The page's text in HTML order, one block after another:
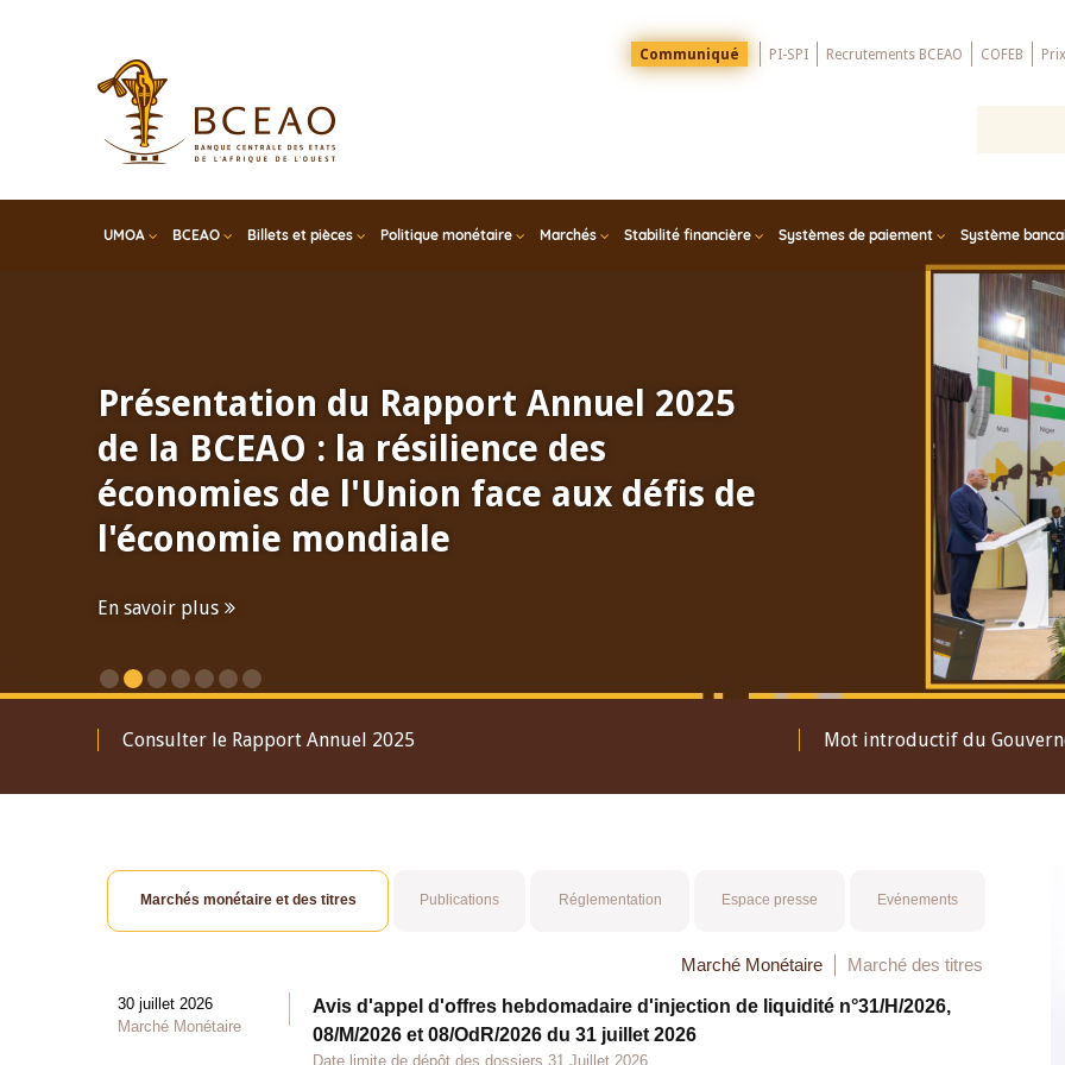
Menu
Top
Communiqué PI-SPI Recrutements BCEAO COFEB
UMOA BCEAO Billets et pièces Politique monétaire Marchés Stabilité financière Systèmes de paiement Système
Présentation du Rapport Annuel 2025
de la BCEAO : la résilience des
économies de l'Union face aux défis de
l'économie mondiale
En savoir plus
Consulter le Rapport Annuel 2025 Mot introductif du
Marchés monétaire et des titres Publications Réglementation Espace presse Evénements
Marché Monétaire Marché des titres
30 juillet 2026
Marché Monétaire
Avis d'appel d'offres hebdomadaire d'injection de liquidité n°31/H/2026,
08/M/2026 et 08/OdR/2026 du 31 juillet 2026
Date limite de dépôt des dossiers 31 Juillet 2026